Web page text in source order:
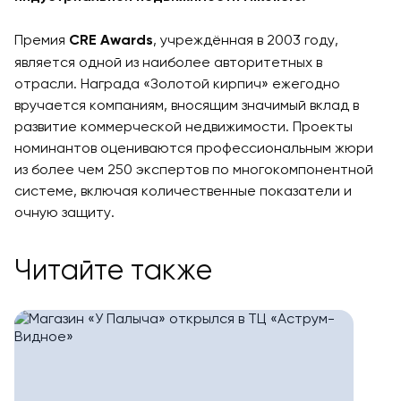
Премия CRE Awards, учреждённая в 2003 году,
является одной из наиболее авторитетных в
отрасли. Награда «Золотой кирпич» ежегодно
вручается компаниям, вносящим значимый вклад в
развитие коммерческой недвижимости. Проекты
номинантов оцениваются профессиональным жюри
из более чем 250 экспертов по многокомпонентной
системе, включая количественные показатели и
очную защиту.
Читайте также